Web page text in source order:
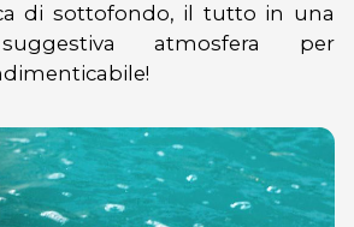
di sottofondo, il tutto in una
atmosfera per